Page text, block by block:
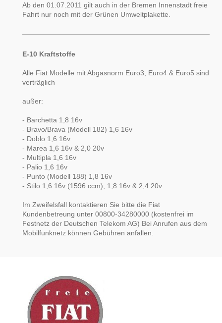
Ab den 01.07.2011 gilt auch in der Bremen Innenstadt freie
Fahrt nur noch mit der Grünen Umweltplakette.
E-10 Kraftstoffe
Alle Fiat Modelle mit Abgasnorm Euro3, Euro4 & Euro5 sind
verträglich
außer:
- Barchetta 1,8 16v
- Bravo/Brava (Modell 182) 1,6 16v
- Doblo 1,6 16v
- Marea 1,6 16v & 2,0 20v
- Multipla 1,6 16v
- Palio 1,6 16v
- Punto (Modell 188) 1,8 16v
- Stilo 1,6 16v (1596 ccm), 1,8 16v & 2,4 20v
Im Zweifelsfall kontaktieren Sie bitte die Fiat
Kundenbetreung unter 00800-34280000 (kostenfrei im
Festnetz der Deutschen Telekom AG) Bei Anrufen aus dem
Mobilfunknetz können Gebühren anfallen.